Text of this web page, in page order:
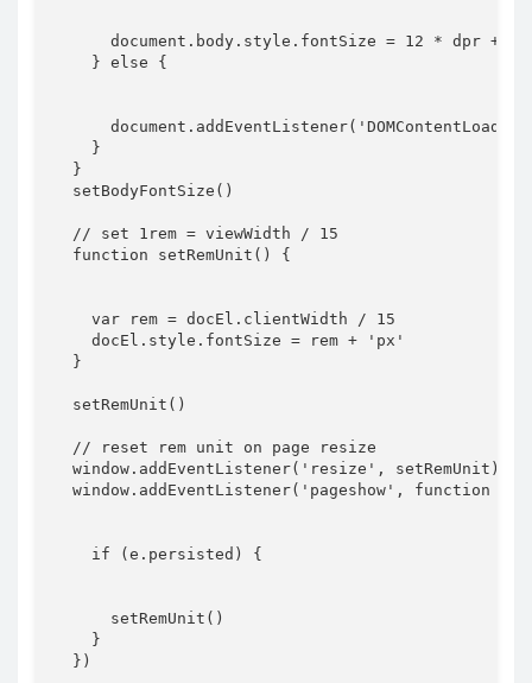
      document
. body . style . fontSize = 12 * dpr +
} else {
      document
. addEventListener( 'DOMContentLoaded'
}
}
setBodyFontSize ( )
// set 1rem = viewWidth / 15
function
setRemUnit ( ) {
var rem = docEl . clientWidth /
15
    docEl
. style . fontSize = rem +
'px'
}
setRemUnit ( )
// reset rem unit on page resize
  window
. addEventListener( 'resize' , setRemUnit )
  window
. addEventListener( 'pageshow' , function
if (e . persisted ) {
setRemUnit ( )
}
} )